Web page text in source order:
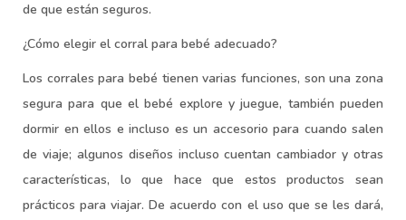
de que están seguros.
¿Cómo elegir el corral para bebé adecuado?
Los corrales para bebé tienen varias funciones, son una zona
segura para que el bebé explore y juegue, también pueden
dormir en ellos e incluso es un accesorio para cuando salen
de viaje; algunos diseños incluso cuentan cambiador y otras
características, lo que hace que estos productos sean
prácticos para viajar. De acuerdo con el uso que se les dará,